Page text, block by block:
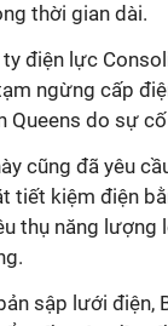
thời gian dài.
ty điện lực
ngừng cấp
Queens do sự
cũng đã yêu
tiết kiệm điện
thụ năng lượng
sập lưới điện,